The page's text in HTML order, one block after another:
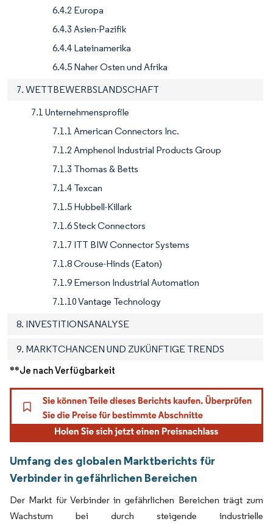
6.4.2 Europa
6.4.3 Asien-Pazifik
6.4.4 Lateinamerika
6.4.5 Naher Osten und Afrika
7. WETTBEWERBSLANDSCHAFT
7.1 Unternehmensprofile
7.1.1 American Connectors Inc.
7.1.2 Amphenol Industrial Products Group
7.1.3 Thomas & Betts
7.1.4 Texcan
7.1.5 Hubbell-Killark
7.1.6 Steck Connectors
7.1.7 ITT BIW Connector Systems
7.1.8 Crouse-Hinds (Eaton)
7.1.9 Emerson Industrial Automation
7.1.10 Vantage Technology
8. INVESTITIONSANALYSE
9. MARKTCHANCEN UND ZUKÜNFTIGE TRENDS
**Je nach Verfügbarkeit
Umfang des globalen Marktberichts für
Verbinder in gefährlichen Bereichen
Der Markt für Verbinder in gefährlichen Bereichen trägt zum
Wachstum bei durch steigende industrielle